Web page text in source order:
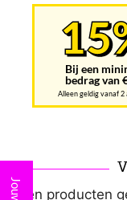
Bij een
bedrag van
Alleen geldig vanaf
Geen producten